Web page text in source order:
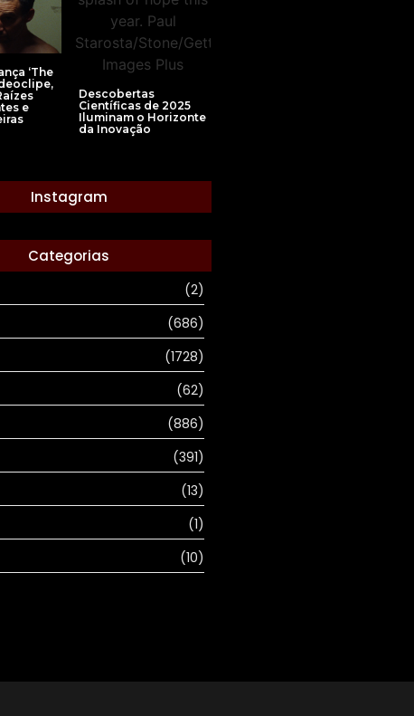
Descobertas
Científicas de 2025
Iluminam o Horizonte
da Inovação
‘The
e
Instagram
Categorias
(2)
(686)
(1728)
(62)
(886)
(391)
(13)
(1)
(10)